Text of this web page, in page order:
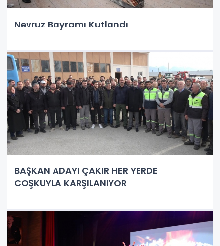
Nevruz Bayramı Kutlandı
BAŞKAN ADAYI ÇAKIR HER YERDE
COŞKUYLA KARŞILANIYOR